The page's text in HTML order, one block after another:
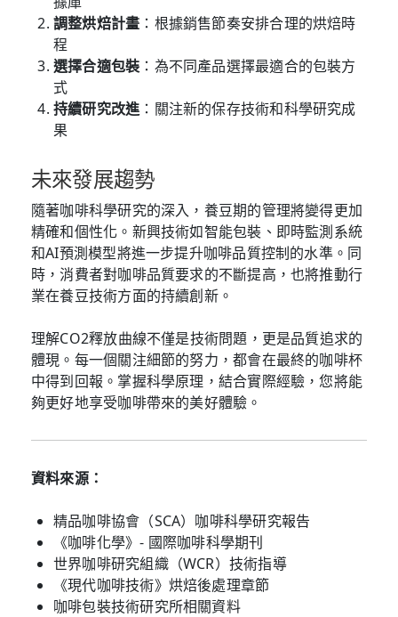
調整烘焙計畫 ：根據銷售節奏安排合理的烘焙時
程
選擇合適包裝 ：為不同產品選擇最適合的包裝方
式
持續研究改進 ：關注新的保存技術和科學研究成
果
未來發展趨勢
隨著咖啡科學研究的深入，養豆期的管理將變得更加
精確和個性化。新興技術如智能包裝、即時監測系統
和AI預測模型將進一步提升咖啡品質控制的水準。同
時，消費者對咖啡品質要求的不斷提高，也將推動行
業在養豆技術方面的持續創新。
理解CO2釋放曲線不僅是技術問題，更是品質追求的
體現。每一個關注細節的努力，都會在最終的咖啡杯
中得到回報。掌握科學原理，結合實際經驗，您將能
夠更好地享受咖啡帶來的美好體驗。
資料來源：
精品咖啡協會（SCA）咖啡科學研究報告
《咖啡化學》- 國際咖啡科學期刊
世界咖啡研究組織（WCR）技術指導
《現代咖啡技術》烘焙後處理章節
咖啡包裝技術研究所相關資料